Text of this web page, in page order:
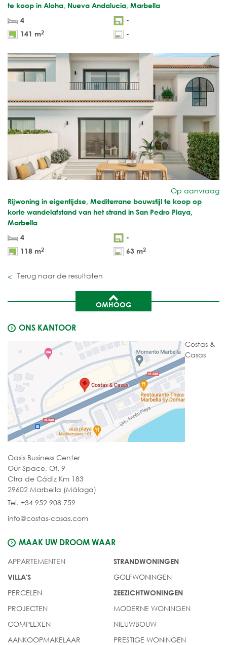
te koop in Aloha, Nueva Andalucia, Marbella
4
-
141 m2 -
Op aanvraag
Rijwoning in eigentijdse, Mediterrane bouwstijl te koop op
korte wandelafstand van het strand in San Pedro Playa,
Marbella
4
-
118 m2 63 m2
Terug naar de resultaten
OMHOOG
ONS KANTOOR
Costas &
Casas
Oasis Business Center
Our Space, Of. 9
Ctra de Cádiz Km 183
29602 Marbella (Málaga)
Tel. +34 952 908 759
info@costas-casas.com
MAAK UW DROOM WAAR
APPARTEMENTEN
VILLA'S
PERCELEN
PROJECTEN
COMPLEXEN
AANKOOPMAKELAAR
STRANDWONINGEN
GOLFWONINGEN
ZEEZICHTWONINGEN
MODERNE WONINGEN
NIEUWBOUW
PRESTIGE WONINGEN